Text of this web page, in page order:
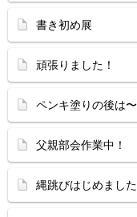
書き初め展
頑張りました！
ペンキ塗りの後は〜
父親部会作業中！
縄跳びはじめました